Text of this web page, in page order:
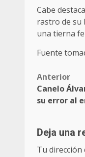
Cabe
rastro de su
una tierna
Fuente
Post
Anterior
Canelo
su error al
Deja una
Tu dirección